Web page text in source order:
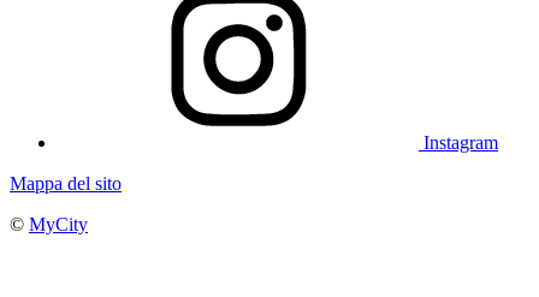
Instagram
Mappa del sito
© MyCity